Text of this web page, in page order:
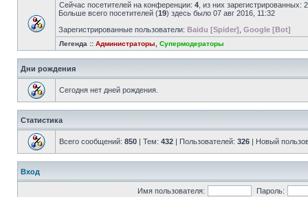
Сейчас посетителей на конференции: 4 , из них
Больше всего посетителей (19) здесь было 07 авг 2016, 11:32
Зарегистрированные пользователи: Baidu [Spider] Google [Bot]
Легенда :: Администраторы Супермодераторы
Дни рождения
Сегодня нет дней рождения.
Статистика
Всего сообщений: 850 | Тем: 432 | Пользователей: 326 | Новый
Вход
Имя пользователя: Пароль: